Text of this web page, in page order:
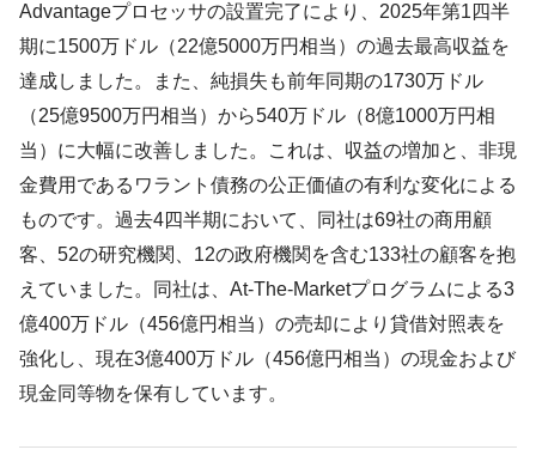
Advantageプロセッサの設置完了により、2025年第1四半
期に1500万ドル（22億5000万円相当）の過去最高収益を
達成しました。また、純損失も前年同期の1730万ドル
（25億9500万円相当）から540万ドル（8億1000万円相
当）に大幅に改善しました。これは、収益の増加と、非現
金費用であるワラント債務の公正価値の有利な変化による
ものです。過去4四半期において、同社は69社の商用顧
客、52の研究機関、12の政府機関を含む133社の顧客を抱
えていました。同社は、At-The-Marketプログラムによる3
億400万ドル（456億円相当）の売却により貸借対照表を
強化し、現在3億400万ドル（456億円相当）の現金および
現金同等物を保有しています。